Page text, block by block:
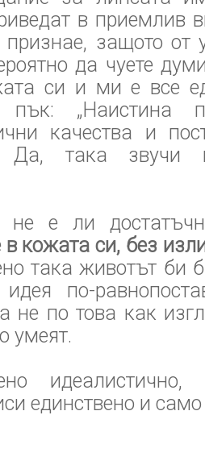
в приемлив
защото от
да чуете
си и ми е все
пък: „Наистина
качества и
Да, така звучи и
не е ли
в кожата си, без
така животът би
по-
не по това как
умеят.
единствено и само